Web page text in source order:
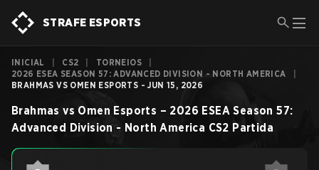
STRAFE ESPORTS
INICIAL CS2 TORNEIOS
2026 ESEA SEASON 57: ADVANCED DIVISION - NORTH AMERICA
BRAHMAS VS OMEN ESPORTS - JUN 15, 2026
Brahmas vs Omen Esports – 2026 ESEA Season 57:
Advanced Division - North America CS2 Partida